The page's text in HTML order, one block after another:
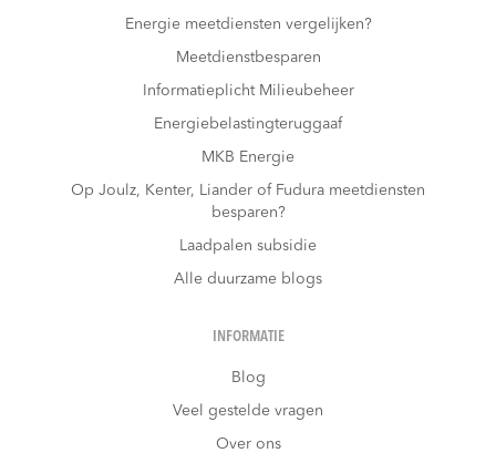
Energie meetdiensten vergelijken?
Meetdienstbesparen
Informatieplicht Milieubeheer
Energiebelastingteruggaaf
MKB Energie
Op Joulz, Kenter, Liander of Fudura meetdiensten
besparen?
Laadpalen subsidie
Alle duurzame blogs
INFORMATIE
Blog
Veel gestelde vragen
Over ons